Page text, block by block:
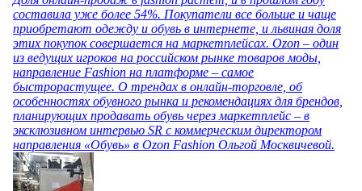
составила уже более 54%. Покупатели все больше и чаще
приобретают одежду и обувь в интернете, и львиная доля
этих покупок совершается на маркетплейсах. Ozon – один
из ведущих игроков на российском рынке товаров моды,
направление Fashion на платформе – самое
быстрорастущее. О трендах в онлайн-торговле, об
особенностях обувного рынка и рекомендациях для брендов,
планирующих продавать обувь через маркетплейс – в
эксклюзивном интервью SR с коммерческим директором
направления «Обувь» в Ozon Fashion Ольгой Москвичевой.